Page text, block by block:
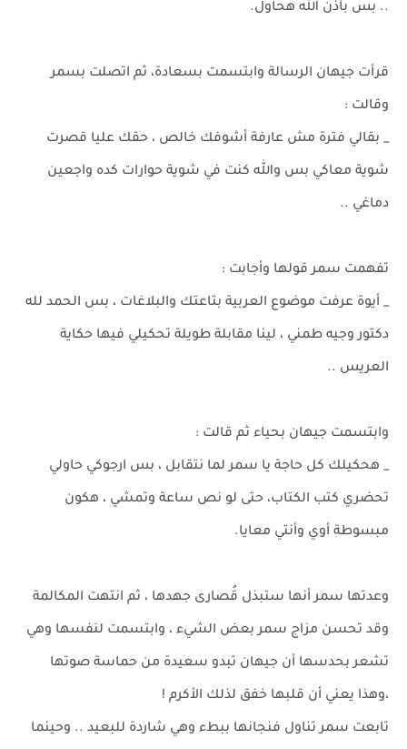
.. بس بأذن الله هحاول.
قرأت جيهان الرسالة وابتسمت بسعادة، ثم اتصلت بسمر
وقالت :
_ بقالي فترة مش عارفة أشوفك خالص ، حقك عليا قصرت
شوية معاكي بس والله كنت في شوية حوارات كده واجعين
دماغي ..
تفهمت سمر قولها وأجابت :
_ أيوة عرفت موضوع العربية بتاعتك والبلاغات ، بس الحمد لله
دكتور وجيه طمني ، لينا مقابلة طويلة تحكيلي فيها حكاية
العريس ..
وابتسمت جيهان بحياء ثم قالت :
_ هحكيلك كل حاجة يا سمر لما نتقابل ، بس ارجوكي حاولي
تحضري كتب الكتاب، حتى لو نص ساعة وتمشي ، هكون
مبسوطة أوي وأنتي معايا.
وعدتها سمر أنها ستبذل قُصارى جهدها ، ثم انتهت المكالمة
وقد تحسن مزاج سمر بعض الشيء ، وابتسمت لنفسها وهي
تشعر بحدسها أن جيهان تبدو سعيدة من حماسة صوتها
،وهذا يعني أن قلبها خفق لذلك الأكرم !
تابعت سمر تناول فنجانها ببطء وهي شاردة للبعيد .. وحينما